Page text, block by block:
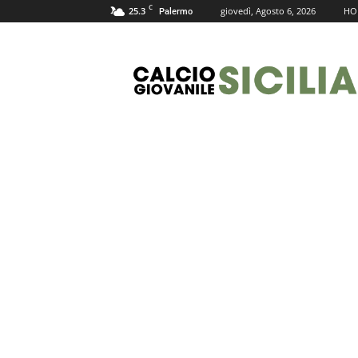
25.3 C Palermo giovedì, Agosto 6, 2026
Giovanile
Sicilia